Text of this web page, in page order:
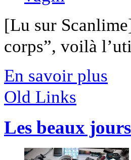
[Lu sur
corps”, voilà
En savoir plus
Old Links
Les beaux